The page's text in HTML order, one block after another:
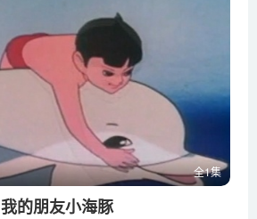
全1集
我的朋友小海豚